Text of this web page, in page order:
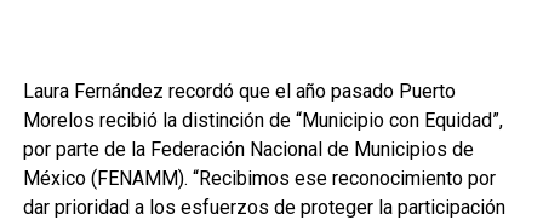
Laura Fernández recordó que el año pasado Puerto
Morelos recibió la distinción de “Municipio con Equidad”,
por parte de la Federación Nacional de Municipios de
México (FENAMM). “Recibimos ese reconocimiento por
dar prioridad a los esfuerzos de proteger la participación